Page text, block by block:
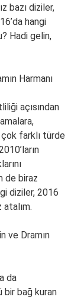
bazı diziler,
hangi
Hadi gelin,
Harmanı
açısından
farklı türde
de biraz
diziler, 2016
atalım.
ve Dramın
da
bir bağ kuran